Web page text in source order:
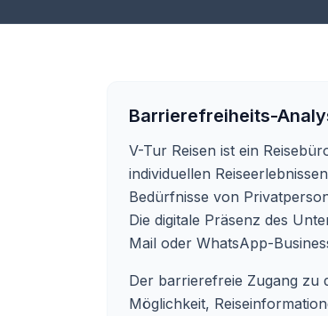
Barrierefreiheits-
V-Tur Reisen ist ein
individuellen
Bedürfnisse von
Die digitale Präsenz des
Mail oder WhatsApp-
Der barrierefreie Zugang zu
Möglichkeit,